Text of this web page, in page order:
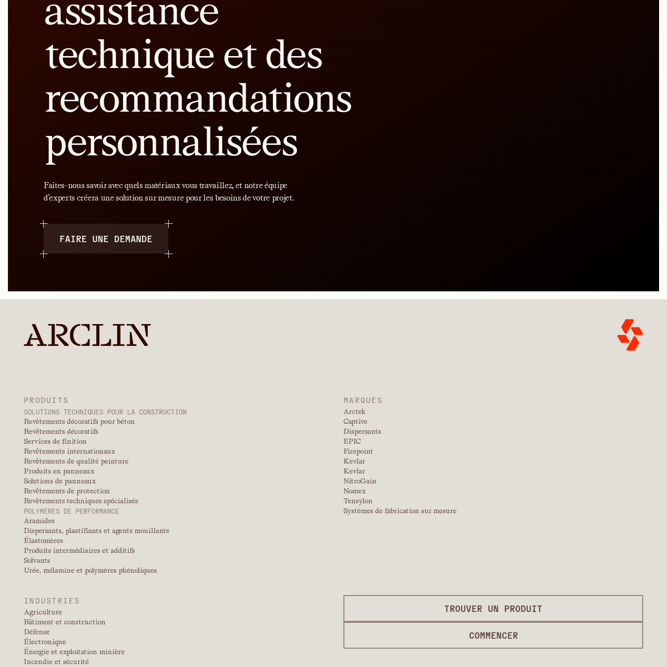
assistance
technique et des
recommandations
personnalisées
Faites-nous savoir avec quels matériaux vous travaillez, et notre équipe
d'experts créera une solution sur mesure pour les besoins de votre projet.
FAIRE UNE DEMANDE
PRODUITS
SOLUTIONS TECHNIQUES POUR LA CONSTRUCTION
Revêtements décoratifs pour béton
Revêtements décoratifs
Services de finition
Revêtements internationaux
Revêtements de qualité peinture
Produits en panneaux
Solutions de panneaux
Revêtements de protection
Revêtements techniques spécialisés
POLYMÈRES DE PERFORMANCE
Aramides
Dispersants, plastifiants et agents mouillants
Élastomères
Produits intermédiaires et additifs
Solvants
Urée, mélamine et polymères phénoliques
MARQUES
Arctek
Captive
Dispersants
EPIC
Firepoint
Kevlar
Kevlar
NitroGain
Nomex
Tensylon
Systèmes de fabrication sur mesure
INDUSTRIES
Agriculture
Bâtiment et construction
Défense
Électronique
Énergie et exploitation minière
Incendie et sécurité
TROUVER UN PRODUIT
COMMENCER